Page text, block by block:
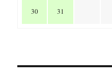
30 31